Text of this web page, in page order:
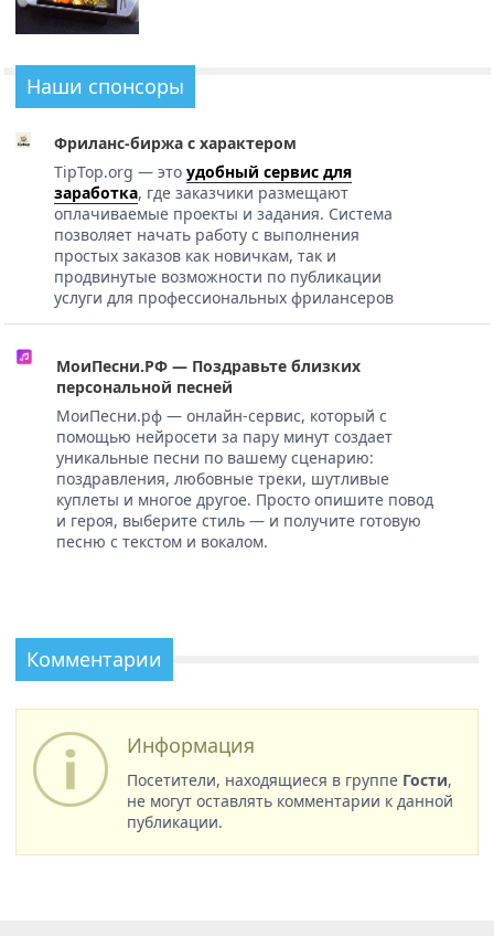
Наши спонсоры
Фриланс-биржа с характером
TipTop.org — это удобный сервис для
заработка, где заказчики размещают
оплачиваемые проекты и задания. Система
позволяет начать работу с выполнения
простых заказов как новичкам, так и
продвинутые возможности по публикации
услуги для профессиональных фрилансеров
МоиПесни.РФ — Поздравьте близких
персональной песней
МоиПесни.рф — онлайн-сервис, который с
помощью нейросети за пару минут создает
уникальные песни по вашему сценарию:
поздравления, любовные треки, шутливые
куплеты и многое другое. Просто опишите повод
и героя, выберите стиль — и получите готовую
песню с текстом и вокалом.
Комментарии
Информация
Посетители, находящиеся в группе Гости,
не могут оставлять комментарии к данной
публикации.